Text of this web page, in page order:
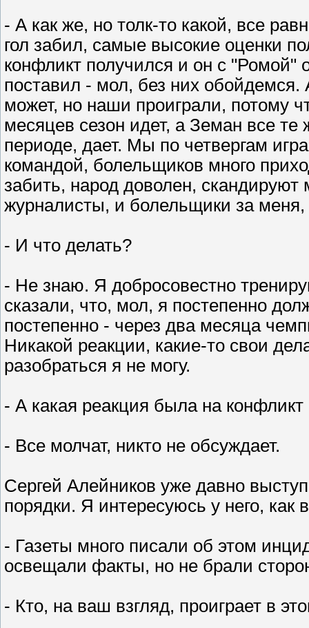
- А как же, но толк-то какой, все
гол забил, самые высокие оценки
конфликт получился и он с "Ромой"
поставил - мол, без них
может, но наши проиграли, потому
месяцев сезон идет, а Земан все те
периоде, дает. Мы по четвергам
командой, болельщиков много
забить, народ доволен,
журналисты, и болельщики за
- И что делать?
- Не знаю. Я добросовестно
сказали, что, мол, я постепенно
постепенно - через два месяца
Никакой реакции, какие-то свои
разобраться я не могу.
- А какая реакция была на
- Все молчат, никто не обсуждает.
Сергей Алейников уже давно
порядки. Я интересуюсь у него,
- Газеты много писали об этом
освещали факты, но не брали
- Кто, на ваш взгляд, проиграет в